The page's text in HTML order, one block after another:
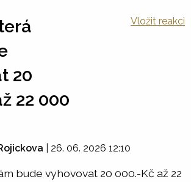
20
22 000
Vložit reakci
26. 06. 2026 12:10
bude vyhovovat 20 000.-Kč až 22